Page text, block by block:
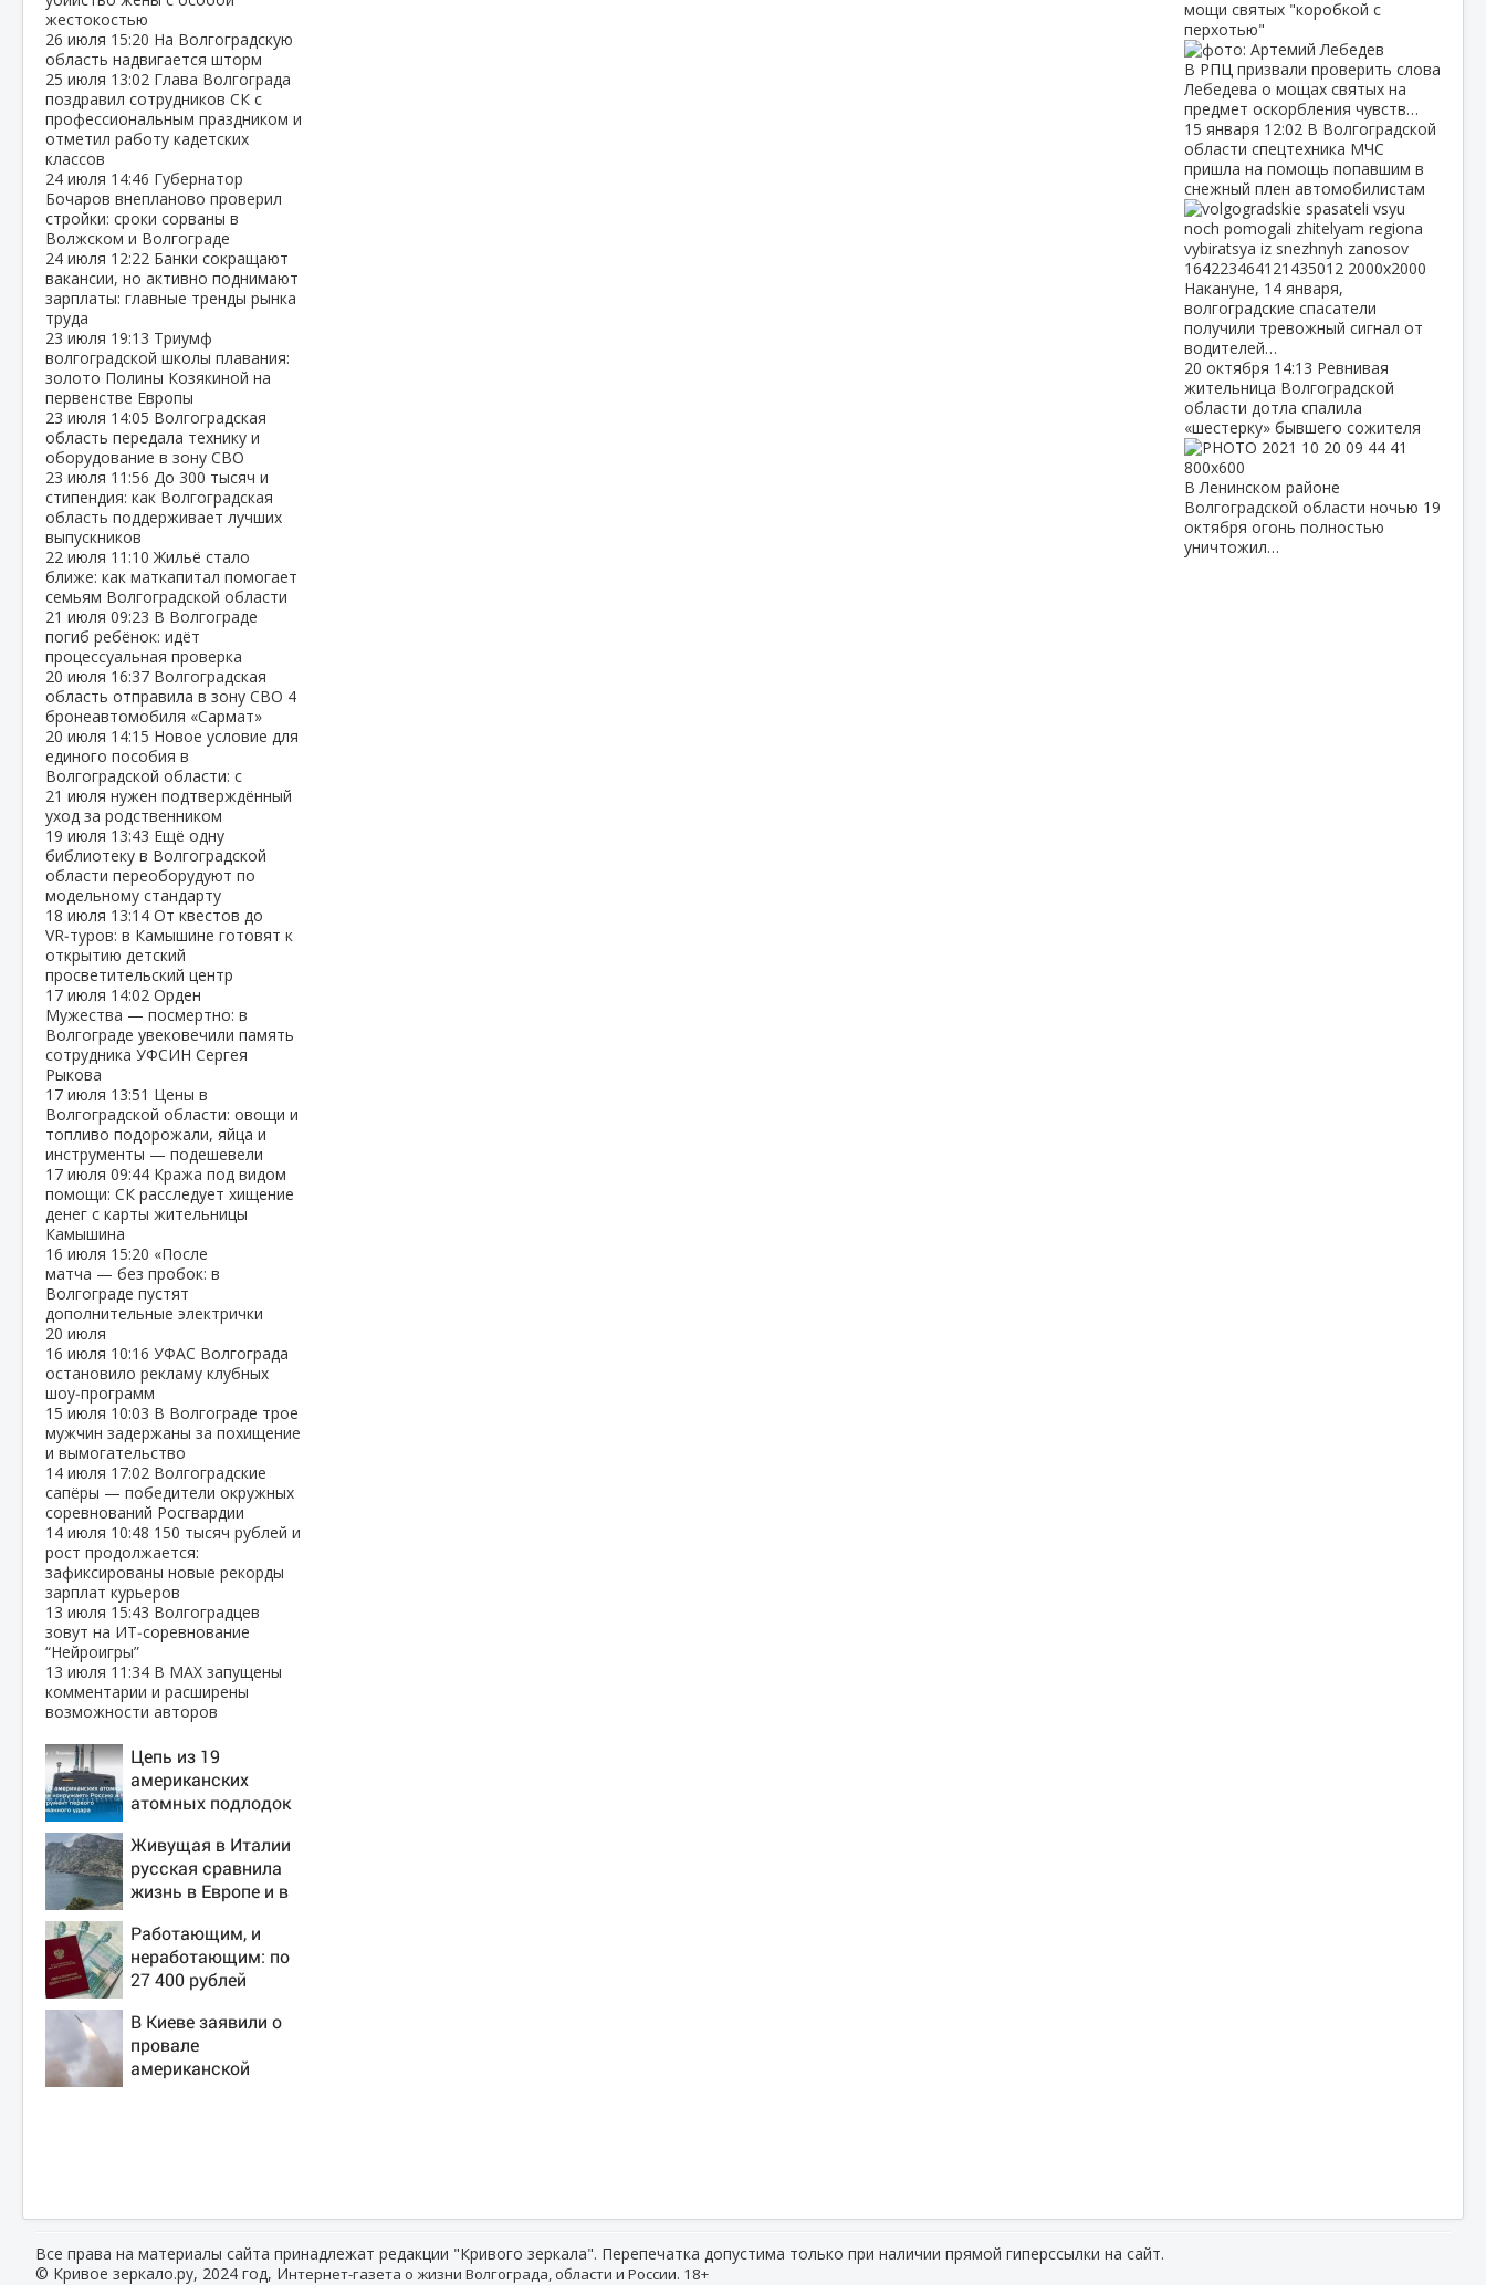
жестокостью
26 июля 15:20 На Волгоградскую
область надвигается шторм
25 июля 13:02 Глава Волгограда
поздравил сотрудников СК с
профессиональным праздником и
отметил работу кадетских
классов
24 июля 14:46 Губернатор
Бочаров внепланово проверил
стройки: сроки сорваны в
Волжском и Волгограде
24 июля 12:22 Банки сокращают
вакансии, но активно поднимают
зарплаты: главные тренды рынка
труда
23 июля 19:13 Триумф
волгоградской школы плавания:
золото Полины Козякиной на
первенстве Европы
23 июля 14:05 Волгоградская
область передала технику и
оборудование в зону СВО
23 июля 11:56 До 300 тысяч и
стипендия: как Волгоградская
область поддерживает лучших
выпускников
22 июля 11:10Жильё стало
ближе: как маткапитал помогает
семьям Волгоградской области
21 июля 09:23 В Волгограде
погиб ребёнок: идёт
процессуальная проверка
20 июля 16:37 Волгоградская
область отправила в зону СВО 4
бронеавтомобиля «Сармат»
20 июля 14:15 Новое условие для
единого пособия в
Волгоградской области: с
21 июля нужен подтверждённый
уход за родственником
19 июля 13:43 Ещё одну
библиотеку в Волгоградской
области переоборудуют по
модельному стандарту
18 июля 13:14 От квестов до
VR‑туров: в Камышине готовят к
открытию детский
просветительский центр
17 июля 14:02 Орден
Мужества — посмертно: в
Волгограде увековечили память
сотрудника УФСИН Сергея
Рыкова
17 июля 13:51 Цены в
Волгоградской области: овощи и
топливо подорожали, яйца и
инструменты — подешевели
17 июля 09:44 Кража под видом
помощи: СК расследует хищение
денег с карты жительницы
Камышина
16 июля 15:20 «После
матча — без пробок: в
Волгограде пустят
дополнительные электрички
20 июля
16 июля 10:16 УФАС Волгограда
остановило рекламу клубных
шоу‑программ
15 июля 10:03 В Волгограде трое
мужчин задержаны за похищение
и вымогательство
14 июля 17:02 Волгоградские
сапёры — победители окружных
соревнований Росгвардии
14 июля 10:48 150 тысяч рублей и
рост продолжается:
зафиксированы новые рекорды
зарплат курьеров
13 июля 15:43 Волгоградцев
зовут на ИТ‑соревнование
“Нейроигры”
13 июля 11:34 В МАХ запущены
комментарии и расширены
возможности авторов
Цепь из 19
американских
атомных подлодок
и Китай: это
инструмент первого
массированного
Живущая в Италии
русская сравнила
жизнь в Европе и в
Работающим, и
неработающим: по
27 400 рублей
в сентябре -
PrimaMedia.ru
В Киеве заявили о
провале
американской
мощи святых "коробкой с
перхотью"
В РПЦ призвали проверить слова
Лебедева о мощах святых на
предмет оскорбления чувств…
15 января 12:02 В Волгоградской
области спецтехника МЧС
пришла на помощь попавшим в
снежный плен автомобилистам
Накануне, 14 января,
волгоградские спасатели
получили тревожный сигнал от
водителей…
20 октября 14:13 Ревнивая
жительница Волгоградской
области дотла спалила
«шестерку» бывшего сожителя
В Ленинском районе
Волгоградской области ночью 19
октября огонь полностью
уничтожил…
Все права на материалы сайта принадлежат редакции "Кривого зеркала". Перепечатка допустима только при наличии прямой гиперссылки на сайт.
© Кривое зеркало.ру, 2024 год, Интернет-газета о жизни Волгограда, области и России. 18+